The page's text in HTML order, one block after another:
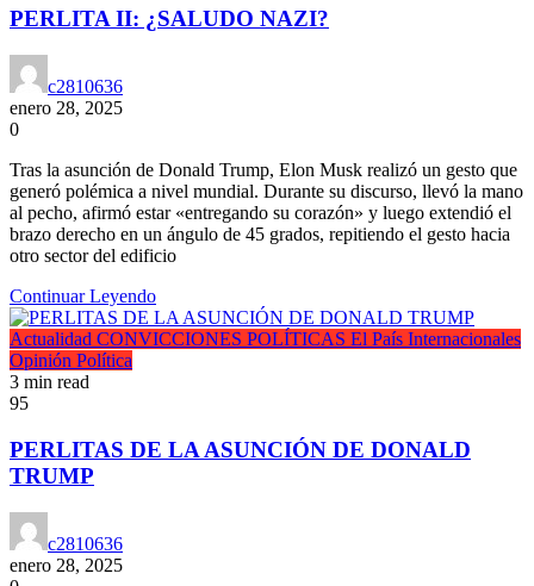
PERLITA II: ¿SALUDO NAZI?
c2810636
enero 28, 2025
0
Tras la asunción de Donald Trump, Elon Musk realizó un gesto que
generó polémica a nivel mundial. Durante su discurso, llevó la mano
al pecho, afirmó estar «entregando su corazón» y luego extendió el
brazo derecho en un ángulo de 45 grados, repitiendo el gesto hacia
otro sector del edificio
Continuar Leyendo
Actualidad CONVICCIONES POLÍTICAS El País Internacionales
Opinión Política
3 min read
95
PERLITAS DE LA ASUNCIÓN DE DONALD
TRUMP
c2810636
enero 28, 2025